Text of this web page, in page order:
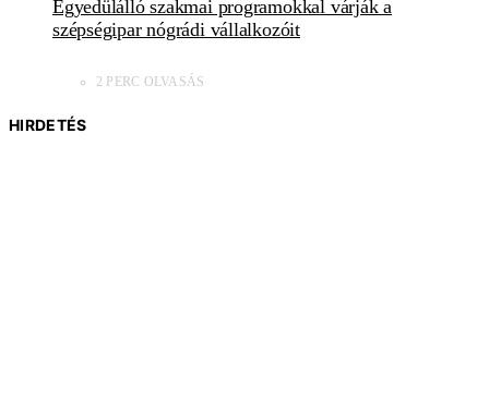
Egyedülálló szakmai programokkal várják a
szépségipar nógrádi vállalkozóit
2 PERC OLVASÁS
HIRDETÉS